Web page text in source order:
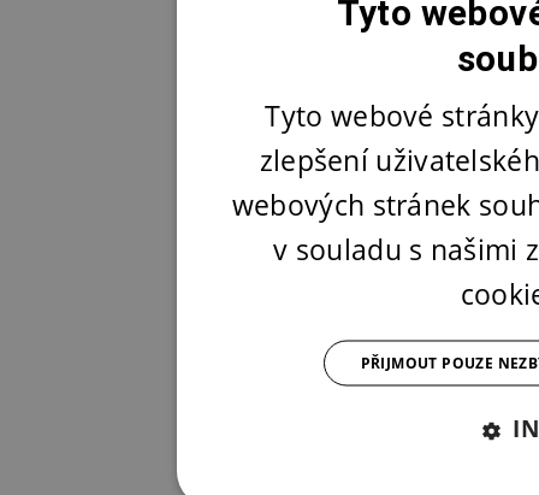
Tyto
Tyto webové
zlepšení
webových stránek
v souladu s našimi
PŘIJMOUT POUZE